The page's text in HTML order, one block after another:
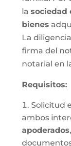
la sociedad
bienes
La
firma del
notarial en
Requisitos:
Solicitud
ambos
apoderados